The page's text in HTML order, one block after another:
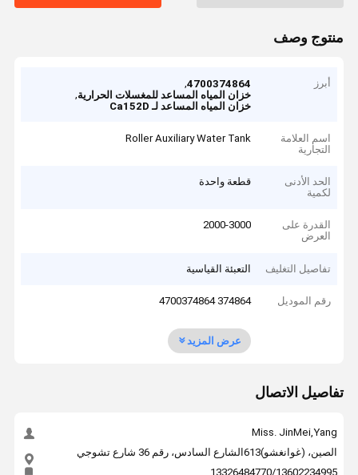
منتوج وصف
أبرز 4700374864
,
خزان المياه المساعد للمغسلات الحرارية,
خزان المياه المساعد لـ Ca152D
اسم العلامة
التجارية
Roller Auxiliary Water Tank
الحد الأدنى
لكمية
قطعة واحدة
القدرة على
العرض
2000-3000
تفاصيل التغليف التعبئة القياسية
رقم الموديل 374864 4700374864
عرض المزيد
تفاصيل الاتصال
Miss. JinMei,Yang
الصين، (غوانغشو)613الشارع السادس، رقم 36 شارع تشوجي
13326484770/13602234995